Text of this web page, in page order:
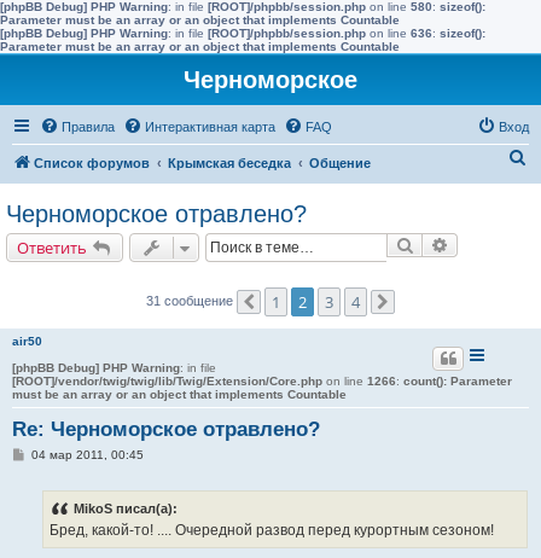
[phpBB Debug] PHP Warning: in file [ROOT]/phpbb/session.php on line 580: sizeof():
Parameter must be an array or an object that implements Countable
[phpBB Debug] PHP Warning: in file [ROOT]/phpbb/session.php on line 636: sizeof():
Parameter must be an array or an object that implements Countable
Черноморское
Правила Интерактивная карта FAQ Вход
Список форумов Крымская беседка Общение
Черноморское отравлено?
Ответить Поиск
31 сообщение Пред.
1 2 3 4
air50
[phpBB Debug] PHP Warning: in file
[ROOT]/vendor/twig/twig/lib/Twig/Extension/Core.php on line 1266: count(): Parameter
must be an array or an object that implements Countable
Re: Черноморское отравлено?
С04 мар 2011, 00:45
MikoS писал(а):
Бред, какой-то! .... Очередной развод перед курортным сезоном!